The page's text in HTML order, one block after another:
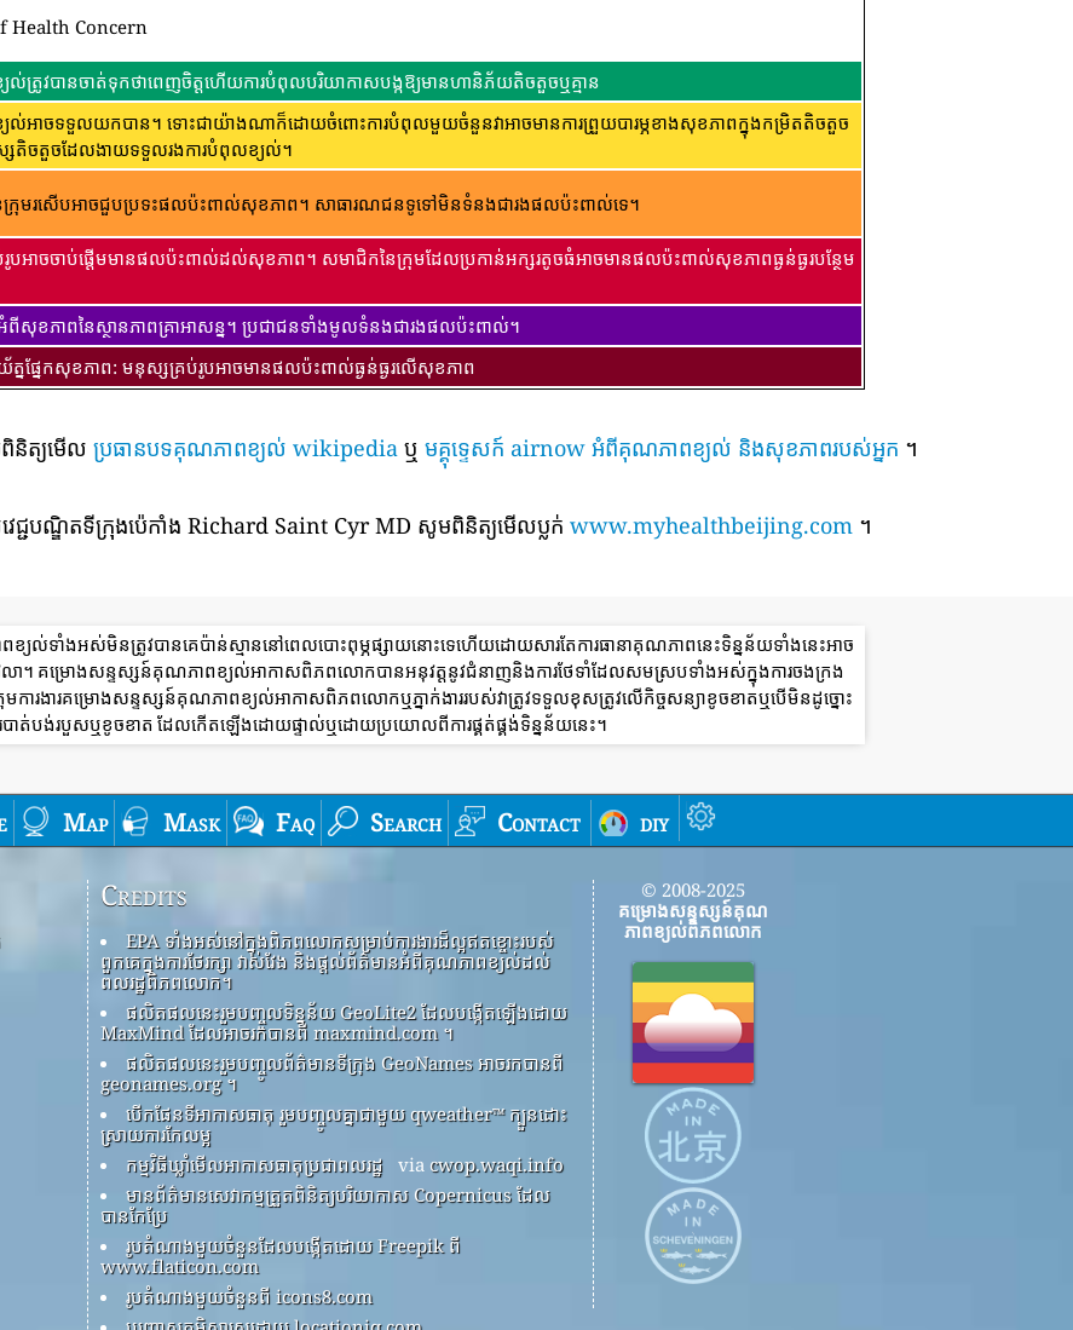
Health Concern
ត្រូវបានចាត់ទុកថាពេញចិត្តហើយការបំពុលបរិយាកាសបង្កឱ្យមានហានិភ័យតិចតួចឬគ្មាន
អាចទទួលយកបាន។ ទោះជាយ៉ាងណាក៏ដោយចំពោះការបំពុលមួយចំនួនវាអាចមានការព្រួយបារម្ភខាងសុខភាពក្នុងកម្រិតតិចតួច
សតិចតួចដែលងាយទទួលរងការបំពុលខ្យល់។
រុមរសើបអាចជួបប្រទះផលប៉ះពាល់សុខភាព។ សាធារណជន​ទូទៅ​មិន​ទំនង​ជា​រង​ផល​ប៉ះពាល់​ទេ។
បអាចចាប់ផ្តើមមានផលប៉ះពាល់ដល់សុខភាព។ សមាជិកនៃក្រុមដែលប្រកាន់អក្សរតូចធំអាចមានផលប៉ះពាល់សុខភាពធ្ងន់ធ្ងរបន្ថែម
អំពីសុខភាពនៃស្ថានភាពគ្រាអាសន្ន។ ប្រជាជនទាំងមូលទំនងជារងផលប៉ះពាល់។
យ័ត្នផ្នែកសុខភាព: មនុស្សគ្រប់រូបអាចមានផលប៉ះពាល់ធ្ងន់ធ្ងរលើសុខភាព
និត្យមើល ប្រធានបទគុណភាពខ្យល់ wikipediaឬ មគ្គុទ្ទេសក៍ airnow អំពីគុណភាពខ្យល់ និងសុខភាពរបស់អ្នក ។
ជ្ជបណ្ឌិតទីក្រុងប៉េកាំង Richard Saint Cyr MD សូមពិនិត្យមើលប្លក់ www.myhealthbeijing.com ។
យល់ទាំងអស់មិនត្រូវបានគេប៉ាន់ស្មាននៅពេលបោះពុម្ភផ្សាយនោះទេហើយដោយសារតែការធានាគុណភាពនេះទិន្នន័យទាំងនេះអាច
េលា។ គម្រោងសន្ទស្សន៍គុណភាពខ្យល់អាកាសពិភពលោកបានអនុវត្តនូវជំនាញនិងការថែទាំដែលសមស្របទាំងអស់ក្នុងការចងក្រង
រងារគម្រោងសន្ទស្សន៍គុណភាពខ្យល់អាកាសពិភពលោកឬភ្នាក់ងាររបស់វាត្រូវទទួលខុសត្រូវលើកិច្ចសន្យាខូចខាតឬបើមិនដូច្នោះ
បាត់បង់របួសឬខូចខាត ដែលកើតឡើងដោយផ្ទាល់ឬដោយប្រយោលពីការផ្គត់ផ្គង់ទិន្នន័យនេះ។
Map Mask Faq Search Contact diy
Credits
EPA ទាំងអស់នៅក្នុងពិភពលោកសម្រាប់ការងារដ៏ល្អឥតខ្ចោះរបស់
ពួកគេក្នុងការថែរក្សា វាស់វែង និងផ្តល់ព័ត៌មានអំពីគុណភាពខ្យល់ដល់
ពលរដ្ឋពិភពលោក។
ផលិតផលនេះរួមបញ្ចូលទិន្នន័យ GeoLite2 ដែលបង្កើតឡើងដោយ
MaxMind ដែលអាចរកបានពី maxmind.com ។
ផលិតផលនេះរួមបញ្ចូលព័ត៌មានទីក្រុង GeoNames អាចរកបានពី
geonames.org ។
បើកផែនទីអាកាសធាតុ រួមបញ្ចូលគ្នាជាមួយ qweather™ ក្បួនដោះ
ស្រាយការកែលម្អ
កម្មវិធីឃ្លាំមើលអាកាសធាតុប្រជាពលរដ្ឋ via cwop.waqi.info
មានព័ត៌មានសេវាកម្មត្រួតពិនិត្យបរិយាកាស Copernicus ដែល
បានកែប្រែ
រូបតំណាងមួយចំនួនដែលបង្កើតដោយ Freepik ពី
www.flaticon.com
រូបតំណាងមួយចំនួនពី icons8.com
© 2008-2025
គម្រោងសន្ទស្សន៍គុណ
ភាពខ្យល់ពិភពលោក